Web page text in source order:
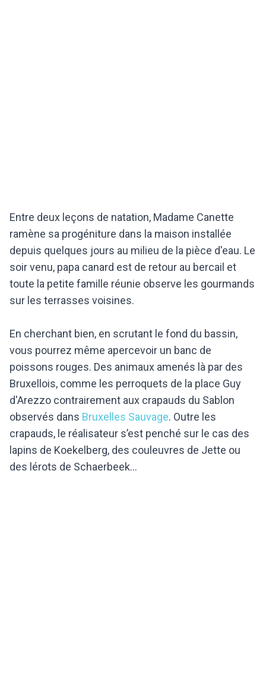
Entre deux leçons de natation, Madame Canette
ramène sa progéniture dans la maison installée
depuis quelques jours au milieu de la pièce d'eau. Le
soir venu, papa canard est de retour au bercail et
toute la petite famille réunie observe les gourmands
sur les terrasses voisines.
En cherchant bien, en scrutant le fond du bassin,
vous pourrez même apercevoir un banc de
poissons rouges. Des animaux amenés là par des
Bruxellois, comme les perroquets de la place Guy
d'Arezzo contrairement aux crapauds du Sablon
observés dans Bruxelles Sauvage. Outre les
crapauds, le réalisateur s’est penché sur le cas des
lapins de Koekelberg, des couleuvres de Jette ou
des lérots de Schaerbeek...